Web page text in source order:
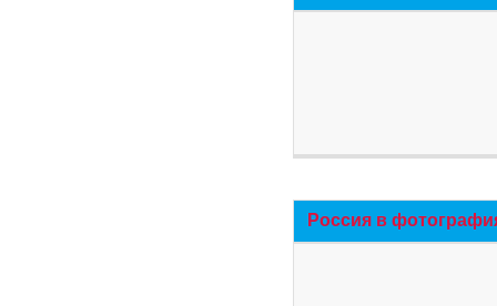
Россия в